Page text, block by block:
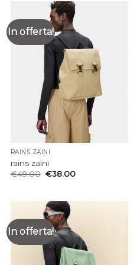
In offerta!
RAINS ZAINI
rains zaini
€49.00 €38.00
In offerta!